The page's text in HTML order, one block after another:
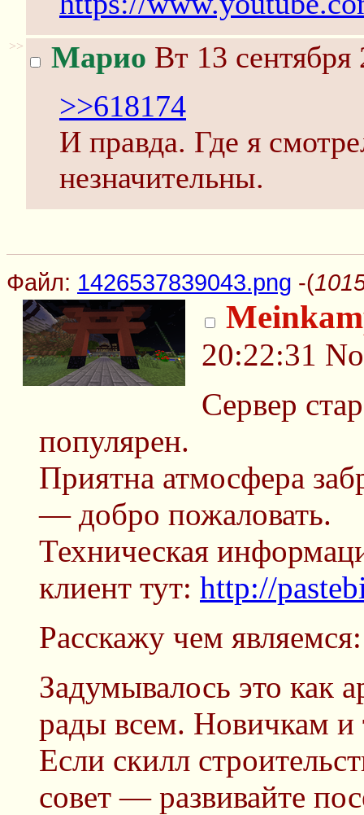
>> Марио Вт 13
>>618174
И правда. Где я
незначительны.
Файл: 1426537839043.png -(
20:22:31
Сервер
популярен.
Приятна атмосфера
— добро пожаловать.
Техническая
клиент тут: http://
Расскажу чем являемся:
Задумывалось это как
рады всем. Новичкам и
Если скилл
совет — развивайте